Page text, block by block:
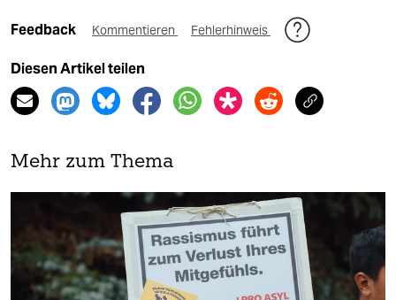
Feedback Kommentieren Fehlerhinweis
Diesen Artikel teilen
Mehr zum Thema